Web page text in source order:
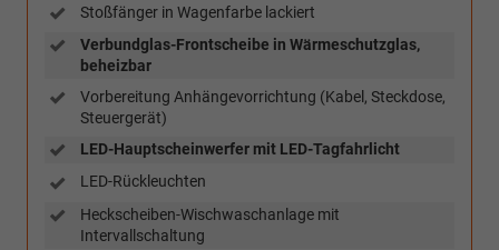
Stoßfänger in Wagenfarbe lackiert
Verbundglas-Frontscheibe in Wärmeschutzglas,
beheizbar
Vorbereitung Anhängevorrichtung (Kabel, Steckdose,
Steuergerät)
LED-Hauptscheinwerfer mit LED-Tagfahrlicht
LED-Rückleuchten
Heckscheiben-Wischwaschanlage mit
Intervallschaltung